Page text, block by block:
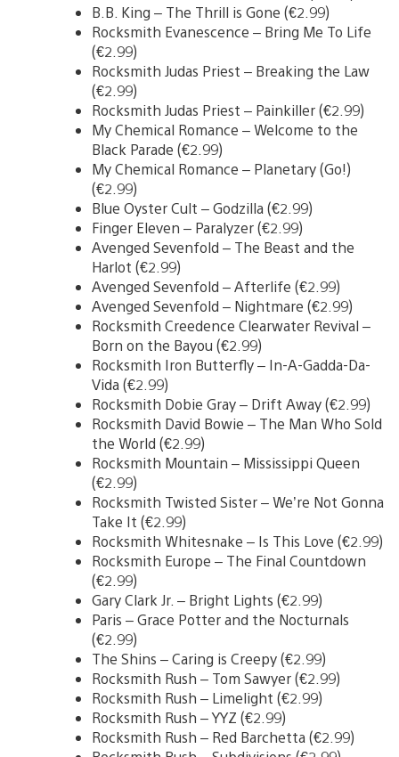
B.B. King – The Thrill is Gone (€2.99)
Rocksmith Evanescence – Bring Me To Life
(€2.99)
Rocksmith Judas Priest – Breaking the Law
(€2.99)
Rocksmith Judas Priest – Painkiller (€2.99)
My Chemical Romance – Welcome to the
Black Parade (€2.99)
My Chemical Romance – Planetary (Go!)
(€2.99)
Blue Oyster Cult – Godzilla (€2.99)
Finger Eleven – Paralyzer (€2.99)
Avenged Sevenfold – The Beast and the
Harlot (€2.99)
Avenged Sevenfold – Afterlife (€2.99)
Avenged Sevenfold – Nightmare (€2.99)
Rocksmith Creedence Clearwater Revival –
Born on the Bayou (€2.99)
Rocksmith Iron Butterfly – In-A-Gadda-Da-
Vida (€2.99)
Rocksmith Dobie Gray – Drift Away (€2.99)
Rocksmith David Bowie – The Man Who Sold
the World (€2.99)
Rocksmith Mountain – Mississippi Queen
(€2.99)
Rocksmith Twisted Sister – We’re Not Gonna
Take It (€2.99)
Rocksmith Whitesnake – Is This Love (€2.99)
Rocksmith Europe – The Final Countdown
(€2.99)
Gary Clark Jr. – Bright Lights (€2.99)
Paris – Grace Potter and the Nocturnals
(€2.99)
The Shins – Caring is Creepy (€2.99)
Rocksmith Rush – Tom Sawyer (€2.99)
Rocksmith Rush – Limelight (€2.99)
Rocksmith Rush – YYZ (€2.99)
Rocksmith Rush – Red Barchetta (€2.99)